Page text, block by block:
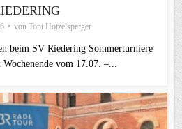
von Toni Hötzelsperger
beim SV Riedering Sommerturniere
vom 17.07. –...